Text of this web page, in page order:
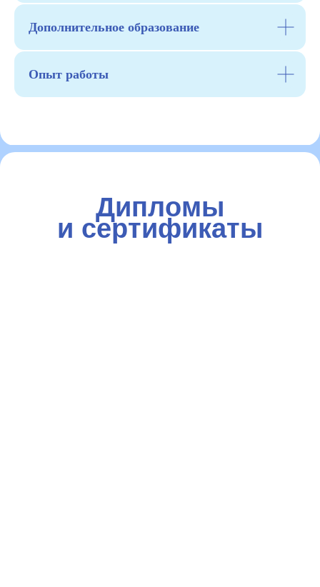
Дополнительное образование
Опыт работы
и сертификаты